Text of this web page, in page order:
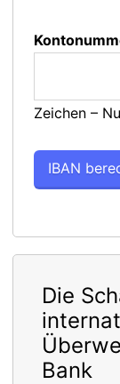
Zeichen –
Die
Bank